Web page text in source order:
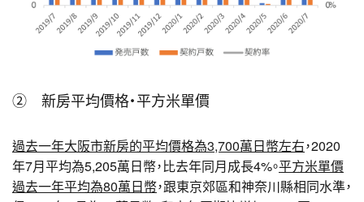
② 新房平均價格・平方米單價
過去一年大阪市新房的平均價格為3,700萬日幣左右，2020
年7月平均為5,205萬日幣，比去年同月成長4%。平方米單價
過去一年平均為80萬日幣，跟東京郊區和神奈川縣相同水準，